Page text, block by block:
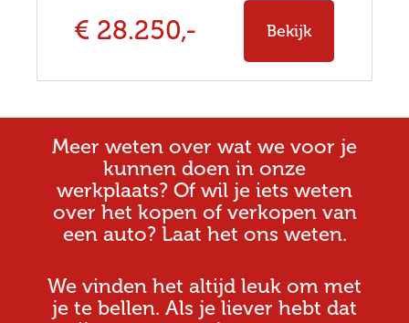
€ 28.250,- Bekijk
Meer weten over wat we voor je
kunnen doen in onze
werkplaats? Of wil je iets weten
over het kopen of verkopen van
een auto? Laat het ons weten.
We vinden het altijd leuk om met
je te bellen. Als je liever hebt dat